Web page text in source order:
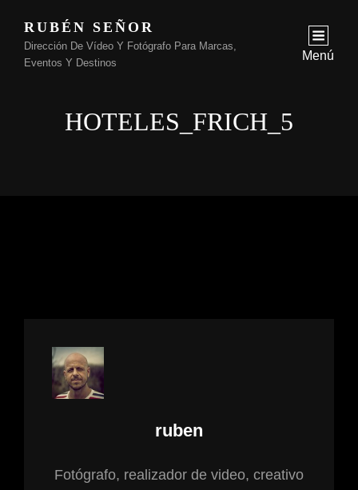
RUBÉN SEÑOR
Dirección De Vídeo Y Fotógrafo Para Marcas,
Eventos Y Destinos
Menú
HOTELES_FRICH_5
Autor:
ruben
Fotógrafo, realizador de video, creativo